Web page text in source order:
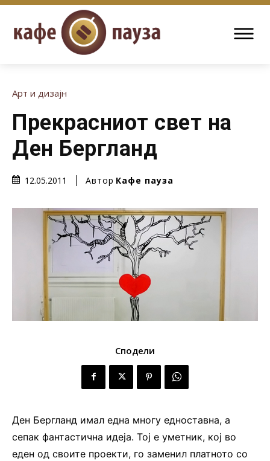
Арт и дизајн
Прекрасниот свет на
Ден Бергланд
12.05.2011 Автор Кафе пауза
Сподели
Ден Бергланд имал една многу едноставна, а
сепак фантастична идеја. Тој е уметник, кој во
еден од своите проекти, го заменил платното со